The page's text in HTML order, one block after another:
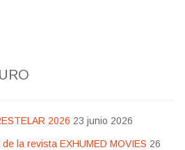
2026 23 junio 2026
la revista EXHUMED MOVIES 26